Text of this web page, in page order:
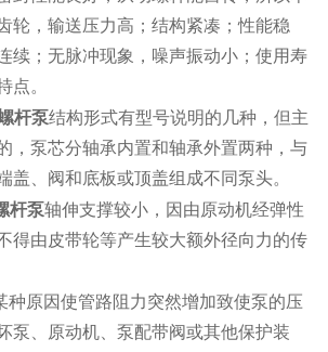
轮，输送压力高；结构紧凑；性能稳
续；无脉冲现象，噪声振动小；使用寿
点。
杆泵结构形式有型号说明的几种，但主
，泵芯分轴承内置和轴承外置两种，与
盖、阀和底板或顶盖组成不同泵头。
杆泵轴伸支撑较小，因由原动机经弹性
得由皮带轮等产生较大额外径向力的传
种原因使管路阻力突然增加致使泵的压
泵、原动机、泵配带阀或其他保护装